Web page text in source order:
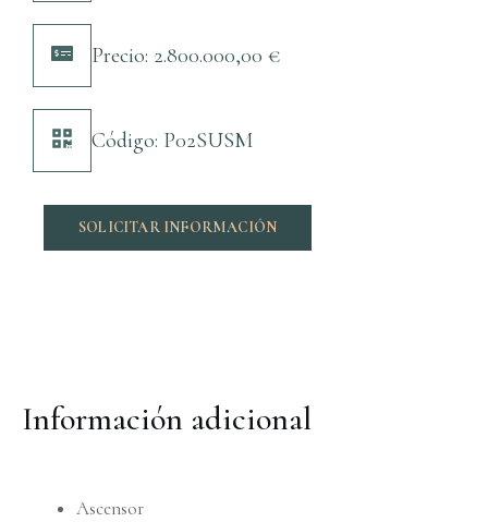
Precio: 2.800.000,00 €
Código: P02SUSM
SOLICITAR INFORMACIÓN
Información adicional
Ascensor